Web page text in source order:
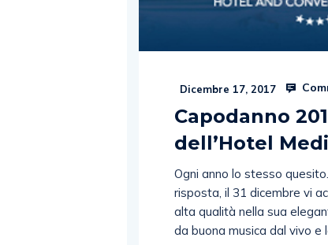
Dicembre 17, 2017
Capodanno
dell’Hotel
Ogni anno lo stesso
risposta, il 31 dicembre vi
alta qualità nella sua
da buona musica dal vivo